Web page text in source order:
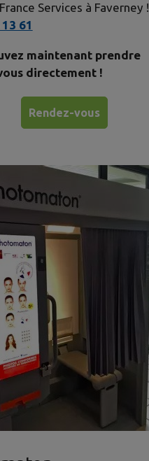
Services à Faverney !
61
maintenant prendre
directement !
Rendez-vous